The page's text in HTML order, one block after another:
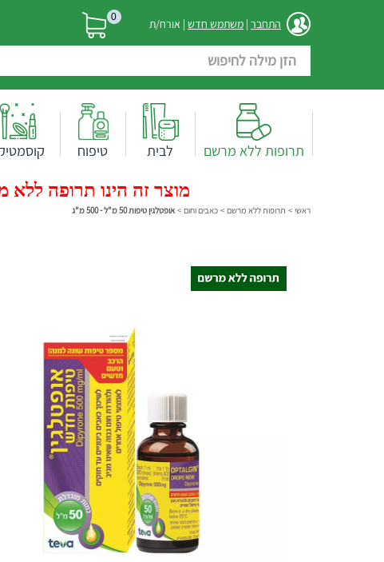
התחבר | משתמש חדש | אורח/ת 0
תרופות ללא מרשם לבית טיפוח
מוצר זה הינו תרופה ללא
ראשי > תרופות ללא מרשם > כאבים וחום > אופטלגין טיפות 50 מ"ל - 500 מ"ג